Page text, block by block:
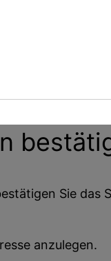
Sie das
anzulegen.